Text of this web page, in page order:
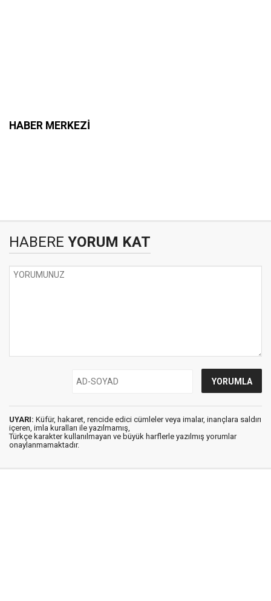
HABER MERKEZİ
HABERE YORUM KAT
UYARI: Küfür, hakaret, rencide edici cümleler veya imalar, inançlara saldırı
içeren, imla kuralları ile yazılmamış,
Türkçe karakter kullanılmayan ve büyük harflerle yazılmış yorumlar
onaylanmamaktadır.